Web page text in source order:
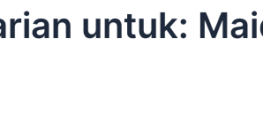
untuk: